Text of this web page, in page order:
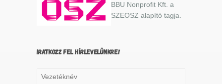
BBU Nonprofit Kft. a
SZEOSZ alapító tagja.
IRATKOZZ FEL HÍRLEVELÜNKRE!